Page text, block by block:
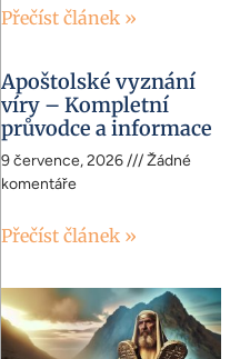
Přečíst článek »
Apoštolské vyznání
víry – Kompletní
průvodce a informace
9 července, 2026
Žádné
komentáře
Přečíst článek »